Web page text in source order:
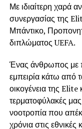
Με ιδιαίτερη χαρά
συνεργασίας της
Μπάντικο,
διπλώματος UEFA.
Ένας άνθρωπος με
εμπειρία κάτω από
οικογένεια της Elite
τερματοφύλακές μας
νοοτροπία που
χρόνια στις εθνικές